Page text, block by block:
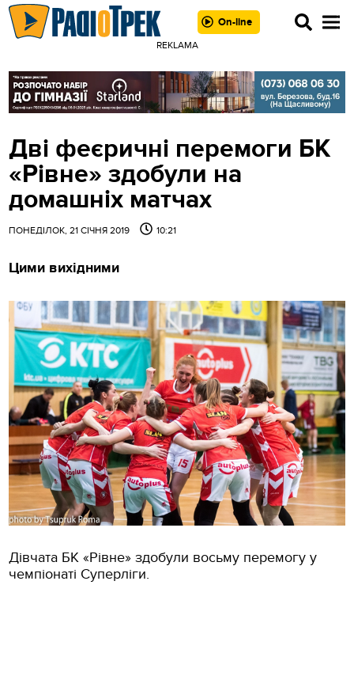
On-line
REKLAMA
Дві феєричні перемоги БК
«Рівне» здобули на
домашніх матчах
ПОНЕДІЛОК, 21 СІЧНЯ 2019 10:21
Цими вихідними
Дівчата БК «Рівне» здобули восьму перемогу у
чемпіонаті Суперліги.